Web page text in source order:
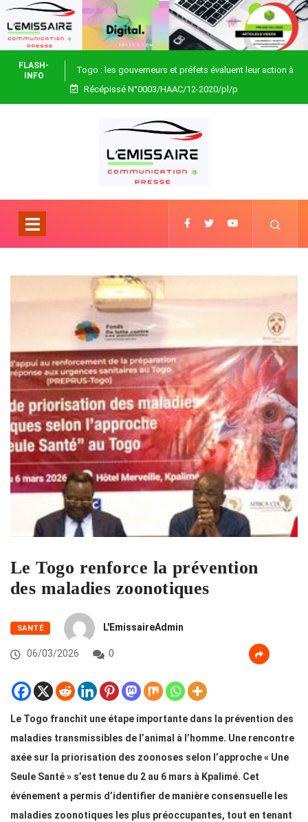
FLASH-
INFO
Togo : les gouverneurs et préfets évaluent leur action à
Blitta
Récépissé N°0003/HAAC/12-2020/pl/p
Le Togo renforce la prévention
des maladies zoonotiques
SANTÉ L'EmissaireAdmin
06/03/2026 0
Le Togo franchit une étape importante dans la prévention des
maladies transmissibles de l’animal à l’homme. Une rencontre
axée sur la priorisation des zoonoses selon l’approche « Une
Seule Santé » s’est tenue du 2 au 6 mars à Kpalimé. Cet
événement a permis d’identifier de manière consensuelle les
maladies zoonotiques les plus préoccupantes, tout en tenant